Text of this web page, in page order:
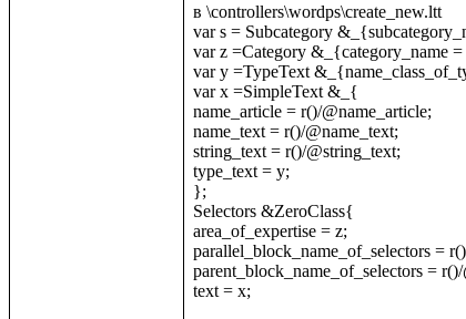
в \controllers\wordps\create_new.ltt
var s = Subcategory
var z =Category &_{category_name
var y =TypeText
var x =SimpleText &_{
name_article = r()/@name_article;
name_text = r()/@name_text;
string_text = r()/@string_text;
type_text = y;
};
Selectors &ZeroClass{
area_of_expertise = z;
parallel_block_name_of_selectors =
parent_block_name_of_selectors =
text = x;